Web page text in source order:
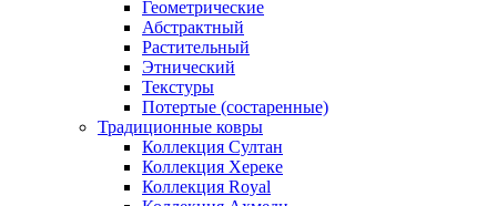
Геометрические
Абстрактный
Растительный
Этнический
Текстуры
Потертые (состаренные)
Традиционные ковры
Коллекция Султан
Коллекция Хереке
Коллекция Royal